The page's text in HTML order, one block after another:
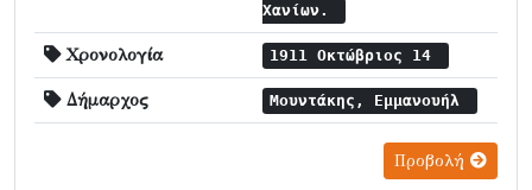
Χανίων.
Χρονολογία 1911 Οκτώβριος 14
Δήμαρχος Μουντάκης, Εμμανουήλ
Προβολή